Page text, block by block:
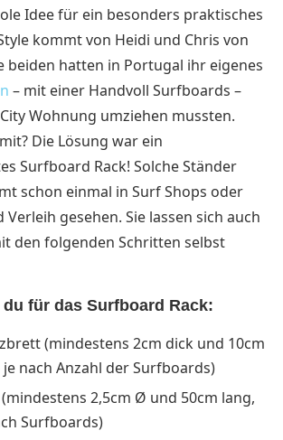
Idee für ein besonders praktisches
kommt von Heidi und Chris von
beiden hatten in Portugal ihr eigenes
– mit einer Handvoll Surfboards –
Wohnung umziehen mussten.
Die Lösung war ein
Surfboard Rack! Solche Ständer
schon einmal in Surf Shops oder
gesehen. Sie lassen sich auch
den folgenden Schritten selbst
für das Surfboard Rack:
(mindestens 2cm dick und 10cm
nach Anzahl der Surfboards)
2,5cm Ø und 50cm lang,
Surfboards)